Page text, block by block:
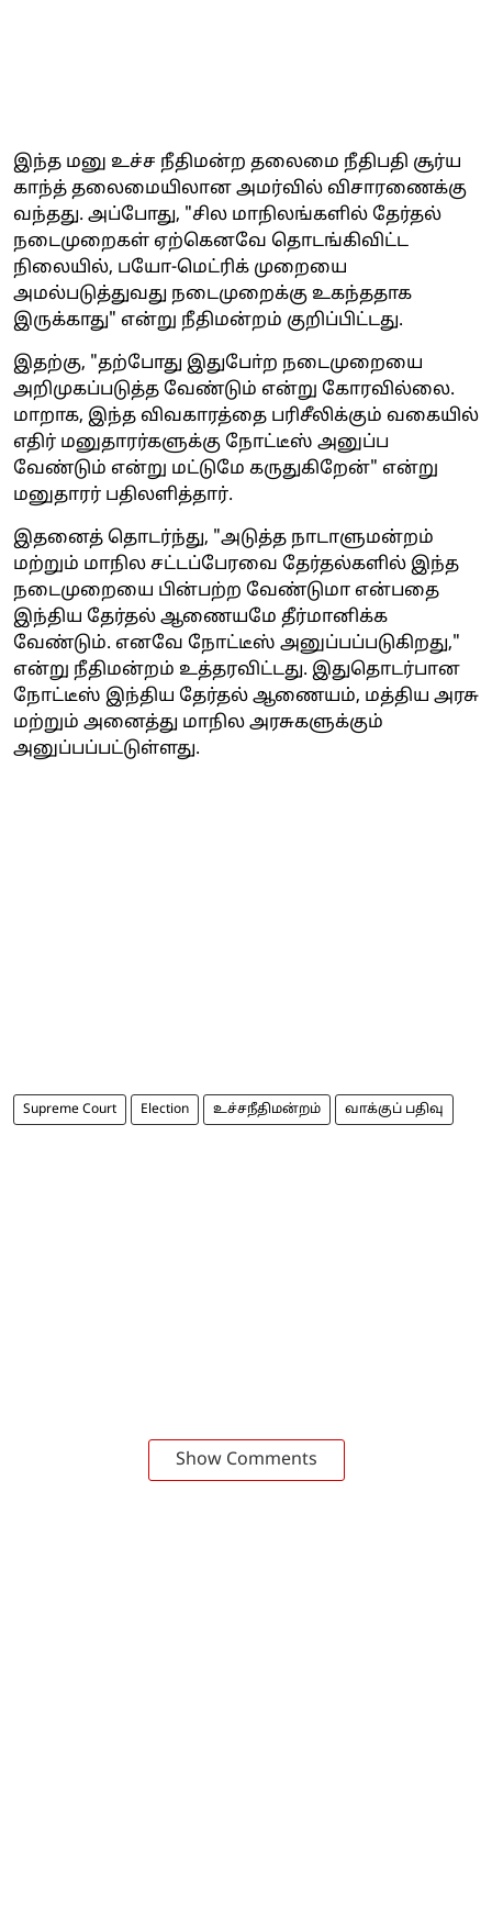
இந்த மனு உச்ச நீதிமன்ற தலைமை நீதிபதி சூர்ய
காந்த் தலைமையிலான அமர்வில் விசாரணைக்கு
வந்தது. அப்போது, "சில மாநிலங்களில் தேர்தல்
நடைமுறைகள் ஏற்கெனவே தொடங்கிவிட்ட
நிலையில், பயோ-மெட்ரிக் முறையை
அமல்படுத்துவது நடைமுறைக்கு உகந்ததாக
இருக்காது" என்று நீதிமன்றம் குறிப்பிட்டது.
இதற்கு, "தற்போது இதுபோ்ற நடைமுறையை
அறிமுகப்படுத்த வேண்டும் என்று கோரவில்லை.
மாறாக, இந்த விவகாரத்தை பரிசீலிக்கும் வகையில்
எதிர் மனுதாரர்களுக்கு நோட்டீஸ் அனுப்ப
வேண்டும் என்று மட்டுமே கருதுகிறேன்" என்று
மனுதாரர் பதிலளித்தார்.
இதனைத் தொடர்ந்து, "அடுத்த நாடாளுமன்றம்
மற்றும் மாநில சட்டப்பேரவை தேர்தல்களில் இந்த
நடைமுறையை பின்பற்ற வேண்டுமா என்பதை
இந்திய தேர்தல் ஆணையமே தீர்மானிக்க
வேண்டும். எனவே நோட்டீஸ் அனுப்பப்படுகிறது,"
என்று நீதிமன்றம் உத்தரவிட்டது. இதுதொடர்பான
நோட்டீஸ் இந்திய தேர்தல் ஆணையம், மத்திய அரசு
மற்றும் அனைத்து மாநில அரசுகளுக்கும்
அனுப்பப்பட்டுள்ளது.
Supreme Court Election உச்சநீதிமன்றம் வாக்குப் பதிவு
Show Comments